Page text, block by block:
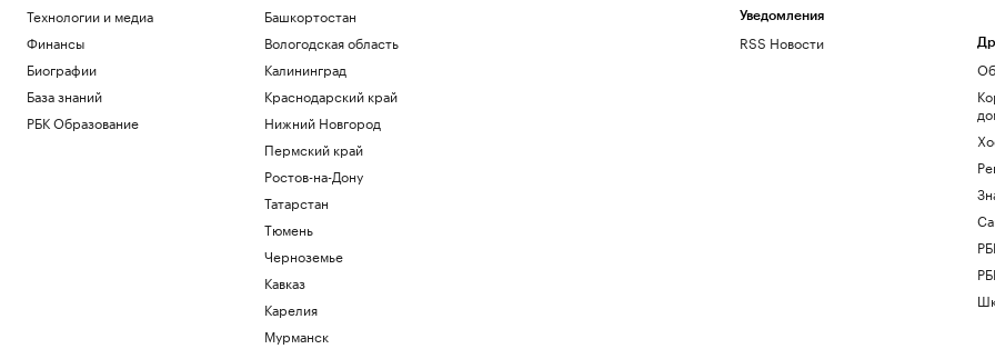
Ярославский губернатор сообщил о
потушенных резервуарах с топливом
Политика
Euractiv узнал, как финские фермеры
помогают охранять границу с Россией
Политика
Технологии и медиа
Финансы
Биографии
База знаний
РБК Образование
Башкортостан
Вологодская область
Калининград
Краснодарский край
Нижний Новгород
Пермский край
Ростов-на-Дону
Татарстан
Тюмень
Черноземье
Кавказ
Карелия
Мурманск
Уведомления
RSS Новости